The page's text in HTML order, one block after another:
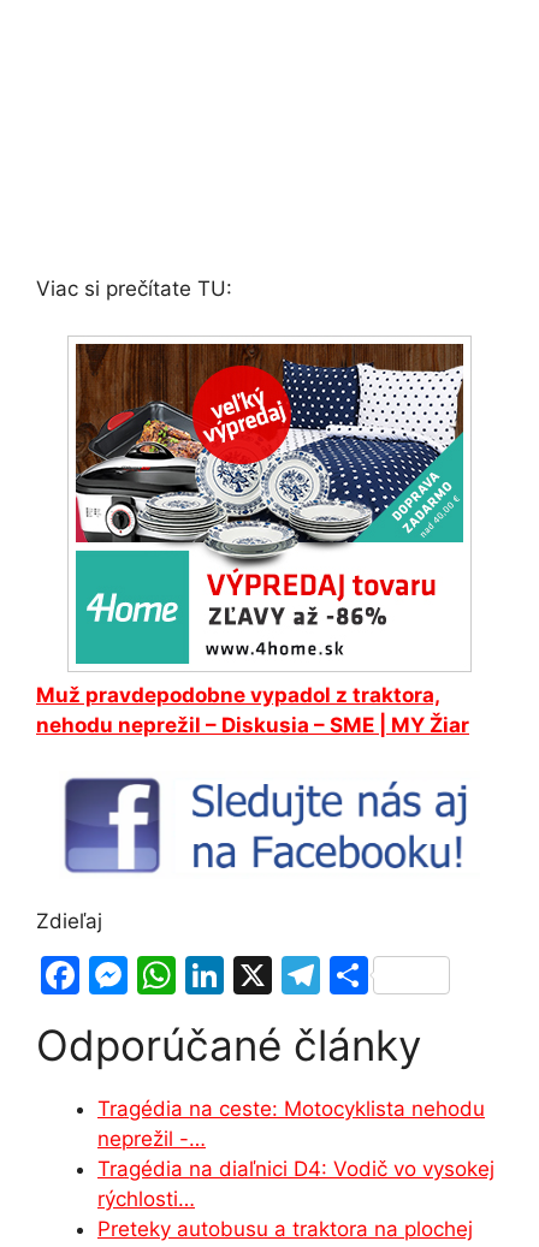
Viac si prečítate TU:
Muž pravdepodobne vypadol z traktora,
nehodu neprežil – Diskusia – SME | MY Žiar
Zdieľaj
F
c
e
b
o
o
M
s
s
e
n
g
W
at
A
p
p
Li
k
dI
n
X
T
e
gr
a
m
S
ar
e
Odporúčané články
Tragédia na ceste: Motocyklista nehodu
neprežil -…
Tragédia na diaľnici D4: Vodič vo vysokej
rýchlosti…
Preteky autobusu a traktora na plochej